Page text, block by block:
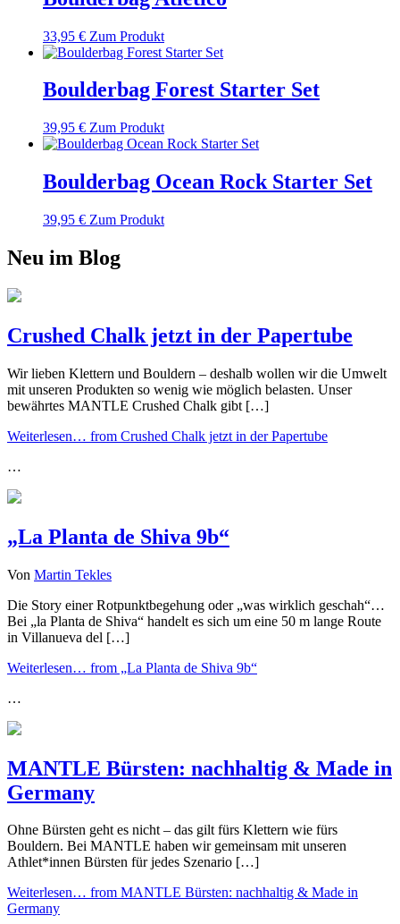
33,95 € Zum Produkt
Boulderbag Forest Starter Set
39,95 € Zum Produkt
Boulderbag Ocean Rock Starter Set
39,95 € Zum Produkt
Neu im Blog
Crushed Chalk jetzt in der Papertube
Wir lieben Klettern und Bouldern – deshalb wollen wir die Umwelt
mit unseren Produkten so wenig wie möglich belasten. Unser
bewährtes MANTLE Crushed Chalk gibt […]
Weiterlesen… from Crushed Chalk jetzt in der Papertube
…
„La Planta de Shiva 9b“
Von Martin Tekles
Die Story einer Rotpunktbegehung oder „was wirklich geschah“…
Bei „la Planta de Shiva“ handelt es sich um eine 50 m lange Route
in Villanueva del […]
Weiterlesen… from „La Planta de Shiva 9b“
…
MANTLE Bürsten: nachhaltig & Made in
Germany
Ohne Bürsten geht es nicht – das gilt fürs Klettern wie fürs
Bouldern. Bei MANTLE haben wir gemeinsam mit unseren
Athlet*innen Bürsten für jedes Szenario […]
Weiterlesen… from MANTLE Bürsten: nachhaltig & Made in
Germany